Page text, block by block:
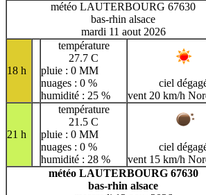
météo LAUTERBOURG 67630
bas-rhin alsace
mardi 11 aout 2026
18 h
température
27.7 C
pluie : 0 MM
nuages : 0 %
humidité : 25 %
ciel
vent 20 km/h
21 h
température
21.5 C
pluie : 0 MM
nuages : 0 %
humidité : 28 %
ciel
vent 15 km/h
météo LAUTERBOURG 67630
bas-rhin alsace